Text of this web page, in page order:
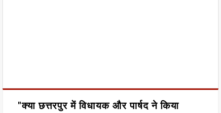
"क्या छत्तरपुर में विधायक और पार्षद ने किया